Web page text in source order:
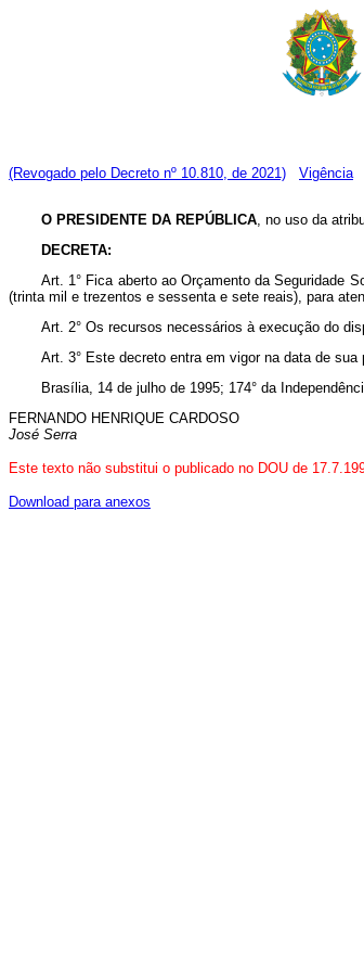
(Revogado pelo Decreto nº 10.810, de 2021) Vigência
O PRESIDENTE DA REPÚBLICA, no uso da
DECRETA:
Art. 1° Fica aberto ao Orçamento da Seguridade
(trinta mil e trezentos e sessenta e sete reais), para
Art. 2° Os recursos necessários à execução do
Art. 3° Este decreto entra em vigor na data de sua
Brasília, 14 de julho de 1995; 174° da
FERNANDO HENRIQUE CARDOSO
José Serra
Este texto não substitui o publicado no DOU de
Download para anexos